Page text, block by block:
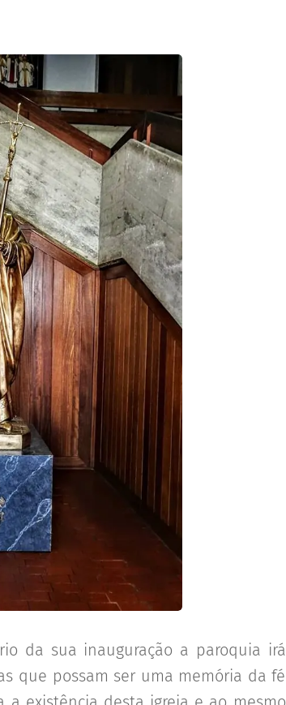
da sua inauguração a paroquia irá
que possam ser uma memória da fé